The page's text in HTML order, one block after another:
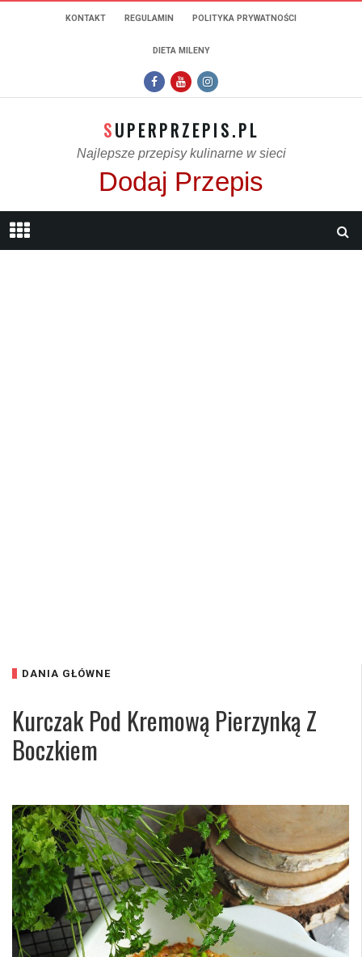
KONTAKT REGULAMIN POLITYKA PRYWATNOŚCI
DIETA MILENY
SUPERPRZEPIS.PL
Najlepsze przepisy kulinarne w sieci
Dodaj Przepis
DANIA GŁÓWNE
Kurczak Pod Kremową Pierzynką Z
Boczkiem